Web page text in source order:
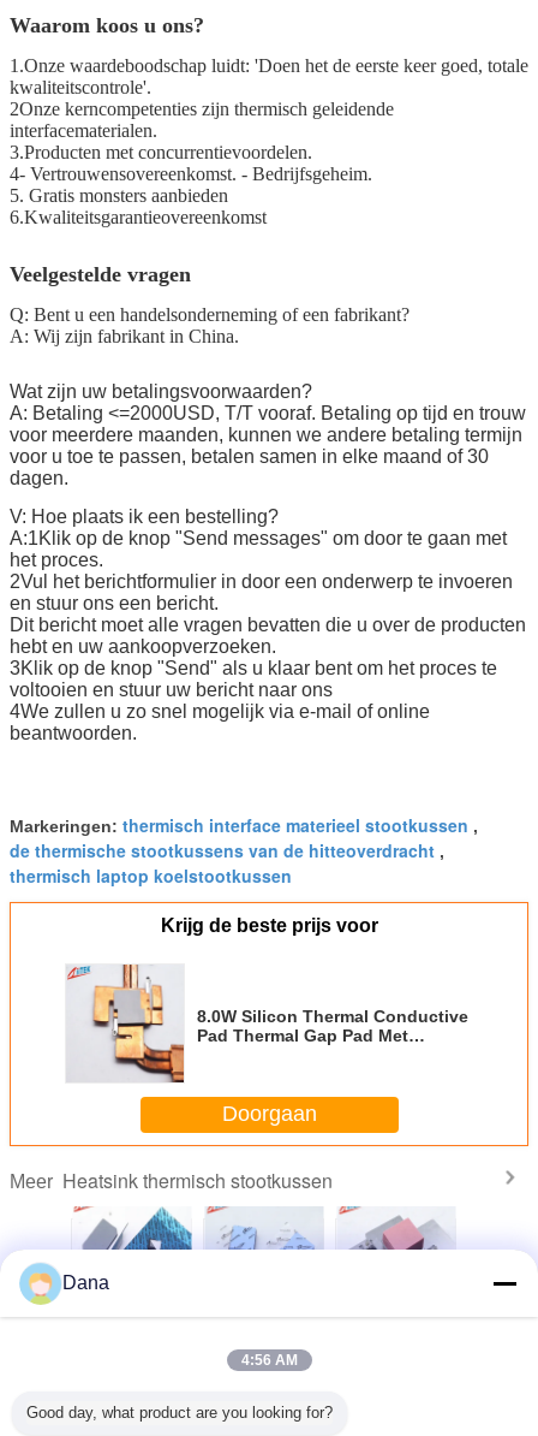
Waarom koos u ons?
1.Onze waardeboodschap luidt: 'Doen het de eerste keer goed, totale
kwaliteitscontrole'.
2Onze kerncompetenties zijn thermisch geleidende
interfacematerialen.
3.Producten met concurrentievoordelen.
4- Vertrouwensovereenkomst. - Bedrijfsgeheim.
5. Gratis monsters aanbieden
6.Kwaliteitsgarantieovereenkomst
Veelgestelde vragen
Q: Bent u een handelsonderneming of een fabrikant?
A: Wij zijn fabrikant in China.
Wat zijn uw betalingsvoorwaarden?
A: Betaling <=2000USD, T/T vooraf. Betaling op tijd en trouw
voor meerdere maanden, kunnen we andere betaling termijn
voor u toe te passen, betalen samen in elke maand of 30
dagen.
V: Hoe plaats ik een bestelling?
A:1Klik op de knop "Send messages" om door te gaan met
het proces.
2Vul het berichtformulier in door een onderwerp te invoeren
en stuur ons een bericht.
Dit bericht moet alle vragen bevatten die u over de producten
hebt en uw aankoopverzoeken.
3Klik op de knop "Send" als u klaar bent om het proces te
voltooien en stuur uw bericht naar ons
4We zullen u zo snel mogelijk via e-mail of online
beantwoorden.
Markeringen: thermisch interface materieel stootkussen ,
de thermische stootkussens van de hitteoverdracht ,
thermisch laptop koelstootkussen
Krijg de beste prijs voor
8.0W Silicon Thermal Conductive
Pad Thermal Gap Pad Met
geleidbaarheid
Doorgaan
Meer Heatsink thermisch stootkussen
W siliconen hoofd
wasbak thermisch
elektrische
onderdelen
Veranderingstaal
Dana
4:56 AM
Good day, what product are you looking for?